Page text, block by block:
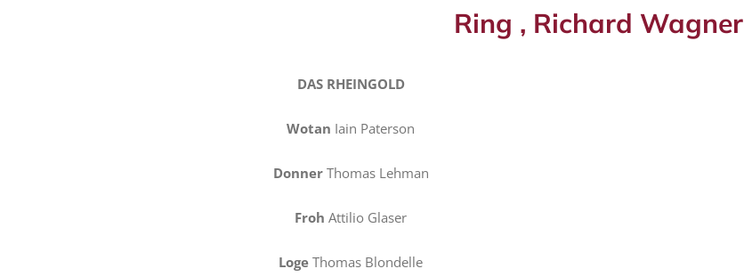
Ring , Richard Wagner
DAS RHEINGOLD
Wotan Iain Paterson
DonnerThomas Lehman
Froh Attilio Glaser
Loge Thomas Blondelle